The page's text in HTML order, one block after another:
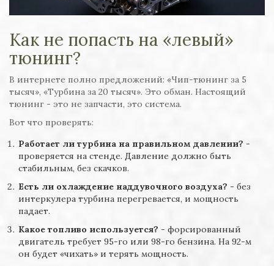
Как не попасть на «левый»
тюнинг?
В интернете полно предложений: «Чип-тюнинг за 5
тысяч», «Турбина за 20 тысяч». Это обман. Настоящий
тюнинг - это не запчасти, это система.
Вот что проверять:
Работает ли турбина на правильном давлении? -
проверяется на стенде. Давление должно быть
стабильным, без скачков.
Есть ли охлаждение наддувочного воздуха? - без
интеркулера турбина перегревается, и мощность
падает.
Какое топливо используется? - форсированный
двигатель требует 95-го или 98-го бензина. На 92-м
он будет «чихать» и терять мощность.